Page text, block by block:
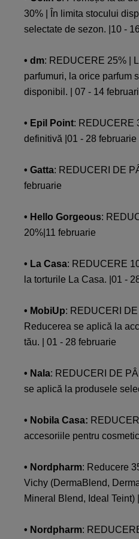
30% | În limita stocului
selectate de sezon. |10 -
• dm: REDUCERE 25% |
parfumuri, la orice parfum
disponibil. | 07 - 14
• Epil Point: REDUCERE
definitivă |01 - 28 februarie
• Gatta: REDUCERI DE
februarie
• Hello Gorgeous:
20%|11 februarie
• La Casa: REDUCERE
la torturile La Casa. |01 -
• MobiUp: REDUCERI
Reducerea se aplică la
tău. | 01 - 28 februarie
• Nala: REDUCERI DE
se aplică la produsele
• Nobila Casa:
accesoriile pentru
• Nordpharm: Reducere
Vichy (DermaBlend,
Mineral Blend, Ideal Teint)
• Nordpharm: